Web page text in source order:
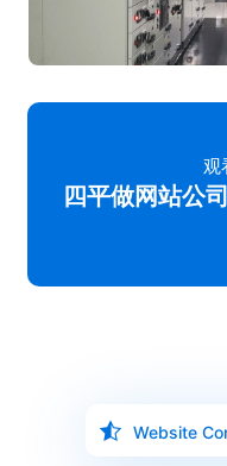
观
四平做网站公
Website